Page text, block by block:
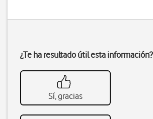
¿Te ha resultado útil esta información?
Sí, gracias